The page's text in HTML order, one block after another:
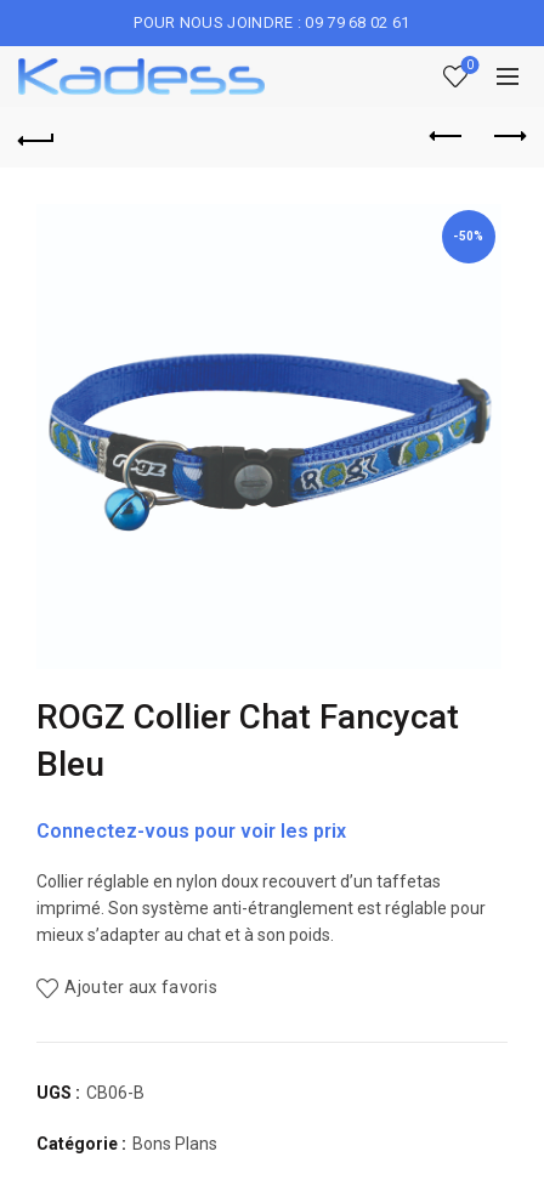
POUR NOUS JOINDRE : 09 79 68 02 61
0
-50%
ROGZ Collier Chat Fancycat
Bleu
Connectez-vous pour voir les prix
Collier réglable en nylon doux recouvert d’un taffetas
imprimé. Son système anti-étranglement est réglable pour
mieux s’adapter au chat et à son poids.
Ajouter aux favoris
UGS : CB06-B
Catégorie : Bons Plans